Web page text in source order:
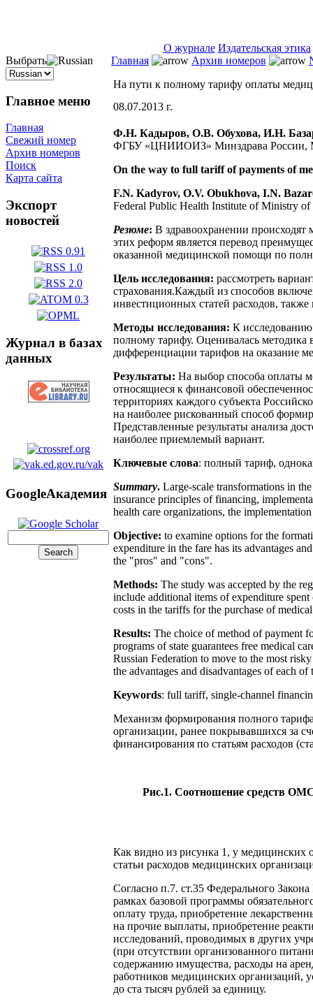
О журнале Издательская этика
Выбрать
Главное меню
Главная
Свежий номер
Архив номеров
Поиск
Карта сайта
Экспорт
новостей
Журнал в базах
данных
GoogleАкадемия
Главная Архив номеров
На пути к полному тарифу оплаты
08.07.2013 г.
Ф.Н. Кадыров, О.В. Обухова, И.Н.
ФГБУ «ЦНИИОИЗ» Минздрава России,
On the way to full tariff of payments of
F.N. Kadyrov, O.V. Obukhova, I.N.
Federal Public Health Institute of Ministry
Резюме: В здравоохранении
этих реформ является перевод
оказанной медицинской помощи по
Цель исследования: рассмотреть
страхования.Каждый из способов
инвестиционных статей расходов,
Методы исследования: К
полному тарифу. Оценивалась
дифференциации тарифов на оказание
Результаты: На выбор способа оплаты
относящиеся к финансовой
территориях каждого субъекта
на наиболее рискованный способ
Представленные результаты анализа
наиболее приемлемый вариант.
Ключевые слова: полный тариф,
Summary. Large-scale transformations in
insurance principles of financing,
health care organizations, the
Objective: to examine options for the
expenditure in the fare has its advantages
the "pros" and "cons".
Methods: The study was accepted by the
include additional items of expenditure
costs in the tariffs for the purchase of
Results: The choice of method of payment
programs of state guarantees free medical
Russian Federation to move to the most
the advantages and disadvantages of each
Keywords: full tariff, single-channel
Механизм формирования полного
организации, ранее покрывавшихся за
финансирования по статьям расходов
Рис.1. Соотношение средств
Как видно из рисунка 1, у медицинских
статьи расходов медицинских
Согласно п.7. ст.35 Федерального
рамках базовой программы
оплату труда, приобретение
на прочие выплаты, приобретение
исследований, проводимых в других
(при отсутствии организованного
содержанию имущества, расходы на
работников медицинских организаций,
до ста тысяч рублей за единицу.